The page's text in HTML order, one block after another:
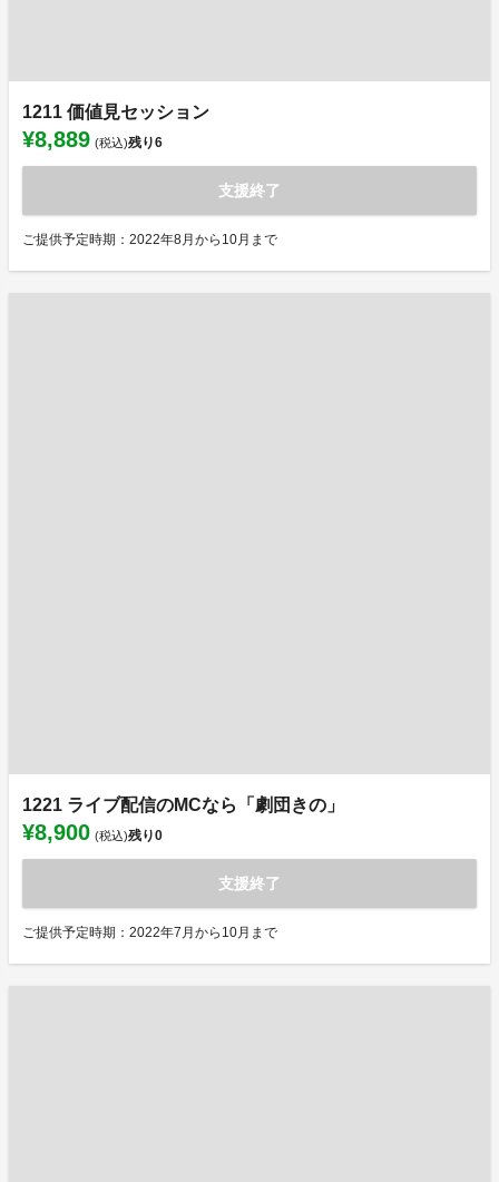
1211 価値見セッション
¥8,889 (税込)残り6
支援終了
ご提供予定時期：2022年8月から10月まで
1221 ライブ配信のMCなら「劇団きの」
¥8,900 (税込)残り0
支援終了
ご提供予定時期：2022年7月から10月まで